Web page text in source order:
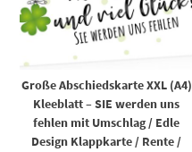
Große Abschiedskarte XXL (A4)
Kleeblatt – SIE werden uns
fehlen mit Umschlag / Edle
Design Klappkarte / Rente /